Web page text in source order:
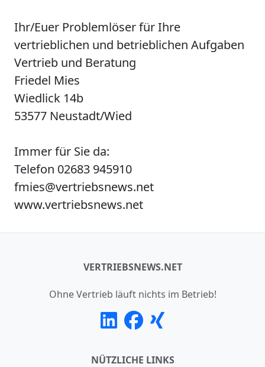
Ihr/Euer Problemlöser für Ihre
vertrieblichen und betrieblichen Aufgaben
Vertrieb und Beratung
Friedel Mies
Wiedlick 14b
53577 Neustadt/Wied
Immer für Sie da:
Telefon 02683 945910
fmies@vertriebsnews.net
www.vertriebsnews.net
VERTRIEBSNEWS.NET
Ohne Vertrieb läuft nichts im Betrieb!
NÜTZLICHE LINKS